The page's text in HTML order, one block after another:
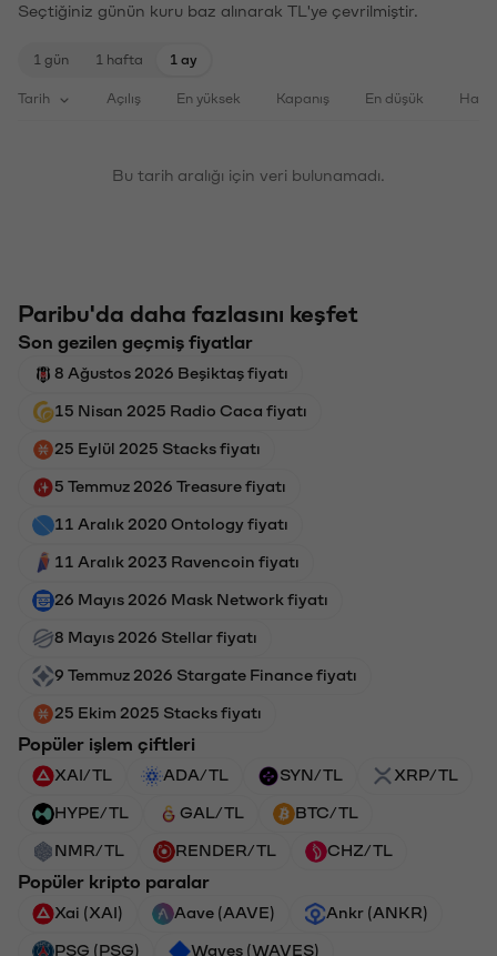
Seçtiğiniz günün kuru baz alınarak TL'ye çevrilmiştir.
1 gün 1 hafta 1 ay
Tarih Açılış En yüksek Kapanış En düşük
Bu tarih aralığı için veri bulunamadı.
Paribu'da daha fazlasını keşfet
Son gezilen geçmiş fiyatlar
8 Ağustos 2026 Beşiktaş fiyatı
15 Nisan 2025 Radio Caca fiyatı
25 Eylül 2025 Stacks fiyatı
5 Temmuz 2026 Treasure fiyatı
11 Aralık 2020 Ontology fiyatı
11 Aralık 2023 Ravencoin fiyatı
26 Mayıs 2026 Mask Network fiyatı
8 Mayıs 2026 Stellar fiyatı
9 Temmuz 2026 Stargate Finance fiyatı
25 Ekim 2025 Stacks fiyatı
Popüler işlem çiftleri
XAI/TL ADA/TL SYN/TL XRP/TL
HYPE/TL GAL/TL BTC/TL
NMR/TL RENDER/TL CHZ/TL
Popüler kripto paralar
Xai (XAI) Aave (AAVE) Ankr (ANKR)
PSG (PSG) Waves (WAVES)